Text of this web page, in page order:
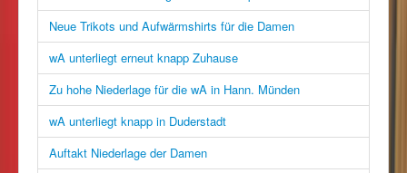
Neue Trikots und Aufwärmshirts für die Damen
wA unterliegt erneut knapp Zuhause
Zu hohe Niederlage für die wA in Hann. Münden
wA unterliegt knapp in Duderstadt
Auftakt Niederlage der Damen